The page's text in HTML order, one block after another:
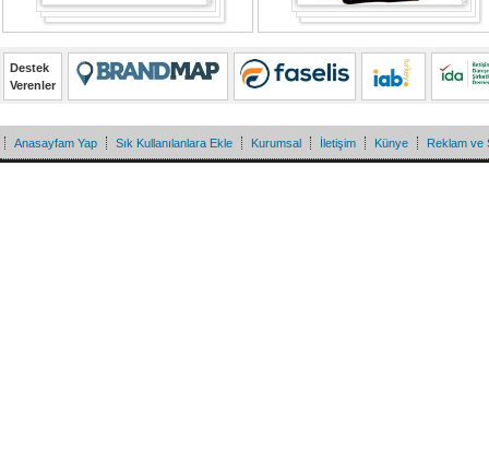
Destek
Verenler
Anasayfam Yap Sık Kullanılanlara Ekle Kurumsal İletişim Künye Reklam ve